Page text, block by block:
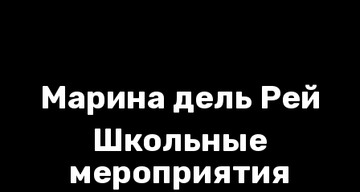
Марина дель Рей
Школьные
мероприятия